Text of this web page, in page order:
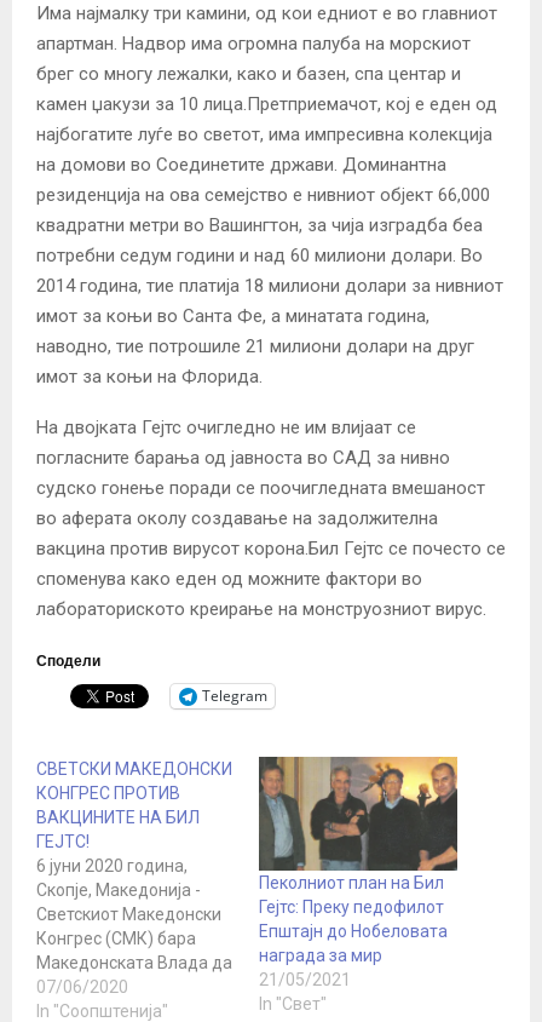
Има најмалку три камини, од кои едниот е во главниот
апартман. Надвор има огромна палуба на морскиот
брег со многу лежалки, како и базен, спа центар и
камен џакузи за 10 лица.Претприемачот, кој е еден од
најбогатите луѓе во светот, има импресивна колекција
на домови во Соединетите држави. Доминантна
резиденција на ова семејство е нивниот објект 66,000
квадратни метри во Вашингтон, за чија изградба беа
потребни седум години и над 60 милиони долари. Во
2014 година, тие платија 18 милиони долари за нивниот
имот за коњи во Санта Фе, а минатата година,
наводно, тие потрошиле 21 милиони долари на друг
имот за коњи на Флорида.
На двојката Гејтс очигледно не им влијаат се
погласните барања од јавноста во САД за нивно
судско гонење поради се поочигледната вмешаност
во аферата околу создавање на задолжителна
вакцина против вирусот корона.Бил Гејтс се почесто се
споменува како еден од можните фактори во
лабораториското креирање на монструозниот вирус.
Сподели
Telegram
СВЕТСКИ МАКЕДОНСКИ
КОНГРЕС ПРОТИВ
ВАКЦИНИТЕ НА БИЛ
ГЕЈТС!
6 јуни 2020 година,
Скопје, Македонија -
Светскиот Македонски
Конгрес (СМК) бара
Македонската Влада да
ја отфрли апликацијата
за пристапување на
07/06/2020
In "Соопштенија"
Пеколниот план на Бил
Гејтс: Преку педофилот
Епштајн до Нобеловата
награда за мир
21/05/2021
In "Свет"